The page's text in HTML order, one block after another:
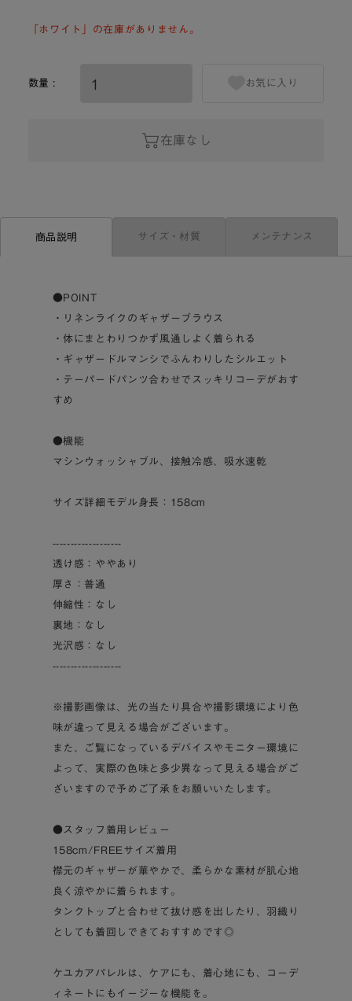
「ホワイト」の在庫がありません。
数量 :
在庫なし
お気に入り
商品説明 サイズ・材質 メンテナンス
●POINT
・リネンライクのギャザーブラウス
・体にまとわりつかず風通しよく着られる
・ギャザードルマンシでふんわりしたシルエット
・テーパードパンツ合わせでスッキリコーデがおす
すめ
●機能
マシンウォッシャブル、接触冷感、吸水速乾
サイズ詳細モデル身長：158cm
-------------------
透け感：ややあり
厚さ：普通
伸縮性：なし
裏地：なし
光沢感：なし
-------------------
※撮影画像は、光の当たり具合や撮影環境により色
味が違って見える場合がございます。
また、ご覧になっているデバイスやモニター環境に
よって、実際の色味と多少異なって見える場合がご
ざいますので予めご了承をお願いいたします。
●スタッフ着用レビュー
158cm/FREEサイズ着用
襟元のギャザーが華やかで、柔らかな素材が肌心地
良く涼やかに着られます。
タンクトップと合わせて抜け感を出したり、羽織り
としても着回しできておすすめです◎
ケユカアパレルは、ケアにも、着心地にも、コーデ
ィネートにもイージーな機能を。